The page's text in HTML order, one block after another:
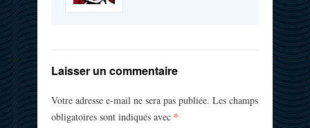
Laisser un commentaire
Votre adresse e-mail ne sera pas publiée. Les champs
obligatoires sont indiqués avec *